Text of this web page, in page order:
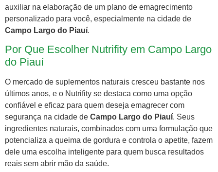
auxiliar na elaboração de um plano de emagrecimento
personalizado para você, especialmente na cidade de
Campo Largo do Piauí.
Por Que Escolher Nutrifity em Campo Largo
do Piauí
O mercado de suplementos naturais cresceu bastante nos
últimos anos, e o Nutrifity se destaca como uma opção
confiável e eficaz para quem deseja emagrecer com
segurança na cidade de Campo Largo do Piauí. Seus
ingredientes naturais, combinados com uma formulação que
potencializa a queima de gordura e controla o apetite, fazem
dele uma escolha inteligente para quem busca resultados
reais sem abrir mão da saúde.